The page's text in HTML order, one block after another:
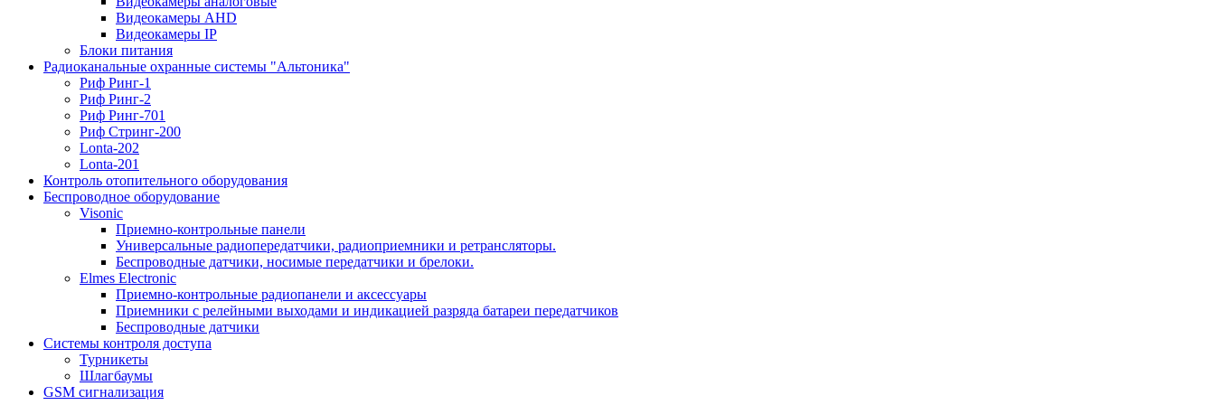
Видеокамеры AHD
Видеокамеры IP
Блоки питания
Радиоканальные охранные системы "Альтоника"
Риф Ринг-1
Риф Ринг-2
Риф Ринг-701
Риф Стринг-200
Lonta-202
Lonta-201
Контроль отопительного оборудования
Беспроводное оборудование
Visonic
Приемно-контрольные панели
Универсальные радиопередатчики, радиоприемники и ретрансляторы.
Беспроводные датчики, носимые передатчики и брелоки.
Elmes Electronic
Приемно-контрольные радиопанели и аксессуары
Приемники с релейными выходами и индикацией разряда батареи передатчиков
Беспроводные датчики
Системы контроля доступа
Турникеты
Шлагбаумы
GSM сигнализация